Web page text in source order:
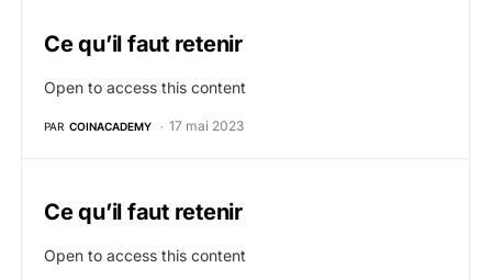
Ce qu’il faut retenir
Open to access this content
PAR COINACADEMY 17 mai 2023
Ce qu’il faut retenir
Open to access this content